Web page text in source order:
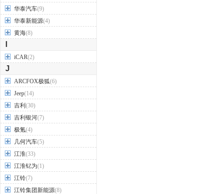
华泰汽车(9)
华泰新能源(4)
黄海(8)
iCAR(2)
J
ARCFOX极狐(6)
Jeep(14)
吉利 (30)
吉利银河(7)
极氪(4)
几何汽车(5)
江淮(33)
江淮钇为(1)
江铃(7)
江铃集团新能源(8)